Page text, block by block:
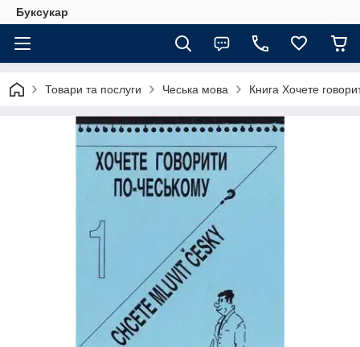
Буксукар
Товари та послуги Чеська мова Книга Хочете